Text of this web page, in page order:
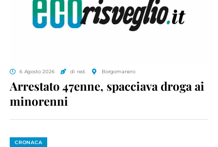
6 Agosto 2026 di red. Borgomanero
Arrestato 47enne, spacciava droga ai
minorenni
CRONACA